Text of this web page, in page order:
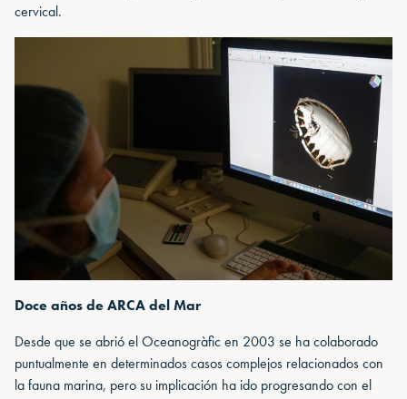
cervical.
Doce años de ARCA del Mar
Desde que se abrió el Oceanogràfic en 2003 se ha colaborado
puntualmente en determinados casos complejos relacionados con
la fauna marina, pero su implicación ha ido progresando con el